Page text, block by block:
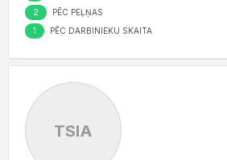
2 PĒC PEĻŅAS
1 PĒC DARBINIEKU SKAITA
TSIA